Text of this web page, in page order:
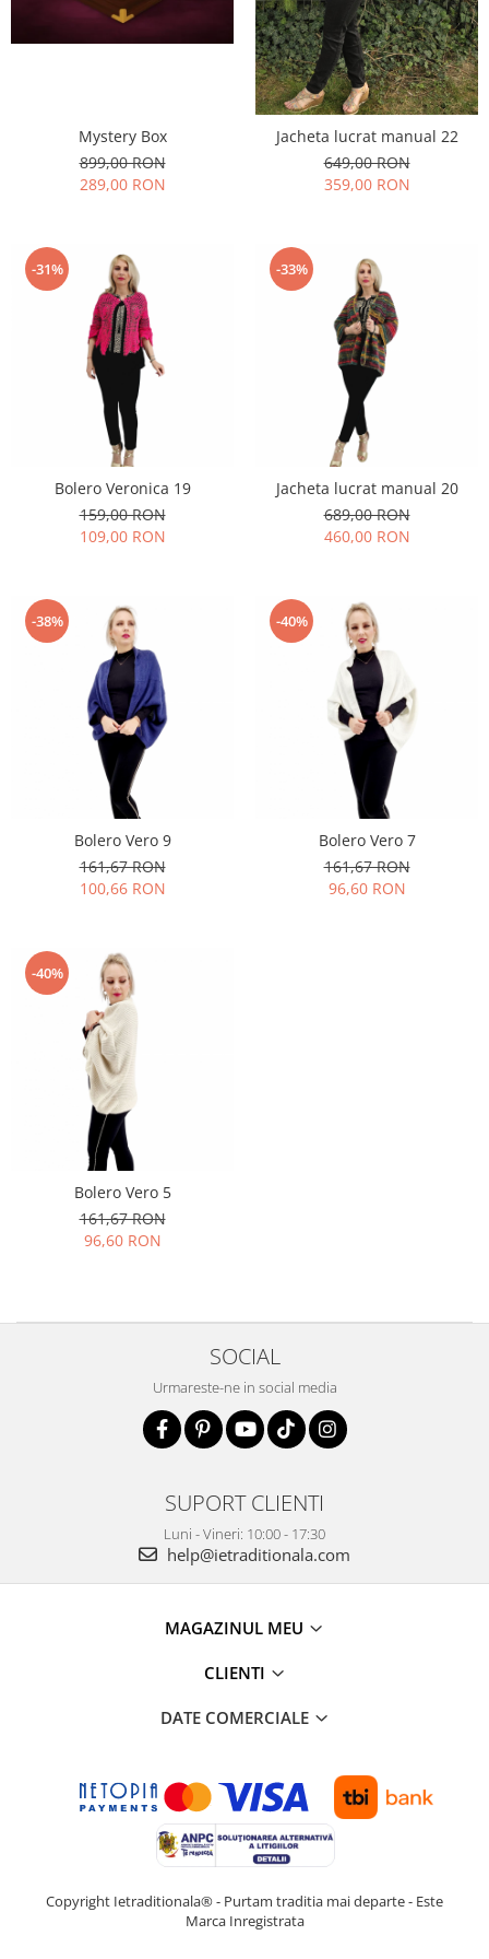
Mystery Box
899,00 RON
289,00 RON
Jacheta lucrat manual 22
649,00 RON
359,00 RON
-31%
Bolero Veronica 19
159,00 RON
109,00 RON
-33%
Jacheta lucrat manual 20
689,00 RON
460,00 RON
-38%
Bolero Vero 9
161,67 RON
100,66 RON
-40%
Bolero Vero 7
161,67 RON
96,60 RON
-40%
Bolero Vero 5
161,67 RON
96,60 RON
SOCIAL
Urmareste-ne in social media
SUPORT CLIENTI
Luni - Vineri: 10:00 - 17:30
help@ietraditionala.com
MAGAZINUL MEU
CLIENTI
DATE COMERCIALE
Copyright Ietraditionala® - Purtam traditia mai departe - Este
Marca Inregistrata